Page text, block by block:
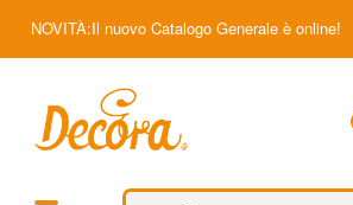
NOVITÀ:Il nuovo Catalogo Generale è online!